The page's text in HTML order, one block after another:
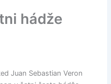
hádže
Juan Sebastian Veron